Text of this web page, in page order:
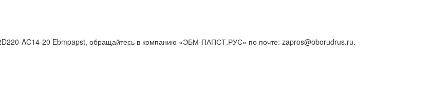
AC14-20 Ebmpapst, обращайтесь в компанию «ЭБМ-ПАПСТ.РУС» по почте: zapros@oborudrus.ru.